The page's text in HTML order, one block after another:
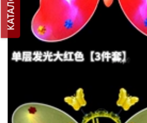
КАТАЛОГ